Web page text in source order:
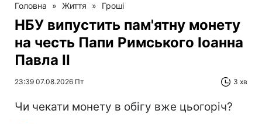
Головна » Життя » Гроші
НБУ випустить пам'ятну монету
на честь Папи Римського Іоанна
Павла II
23:39 07.08.2026 Пт 3 хв
Чи чекати монету в обігу вже цьогоріч?